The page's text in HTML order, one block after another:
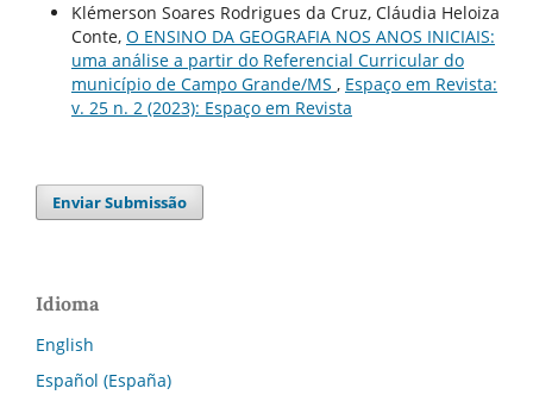
Klémerson Soares Rodrigues da Cruz, Cláudia Heloiza
Conte, O ENSINO DA GEOGRAFIA NOS ANOS INICIAIS:
uma análise a partir do Referencial Curricular do
município de Campo Grande/MS , Espaço em Revista:
v. 25 n. 2 (2023): Espaço em Revista
Enviar Submissão
Idioma
English
Español (España)